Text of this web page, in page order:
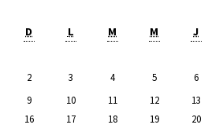
D L M M J
2
3 4 5 6
9
10 11 12 13
16
17 18 19 20